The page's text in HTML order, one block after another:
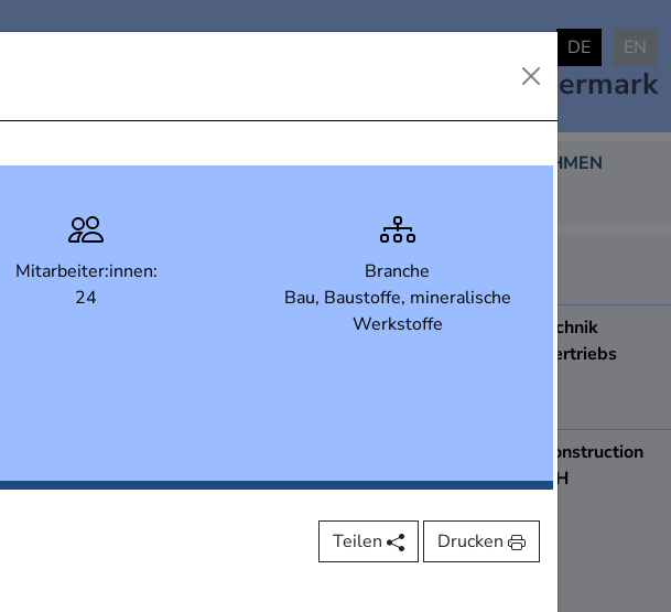
DE EN
Steiermark
DARGESTELLTE UNTERNEHMEN
8051
ACCDUR Fenstertechnik
Produktions- und Vertriebs
ace Apparatebau construction
& engineering GmbH
Mitarbeiter:innen:
24
Branche
Bau, Baustoffe, mineralische
Werkstoffe
Teilen Drucken